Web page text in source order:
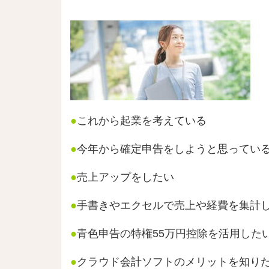
●これから起業を考えている
●今年から確定申告をしようと思ってい
●売上アップをしたい
●手書きやエクセルで売上や経費を集計
●青色申告の特権55万円控除を活用した
●クラウド会計ソフトのメリットを知り